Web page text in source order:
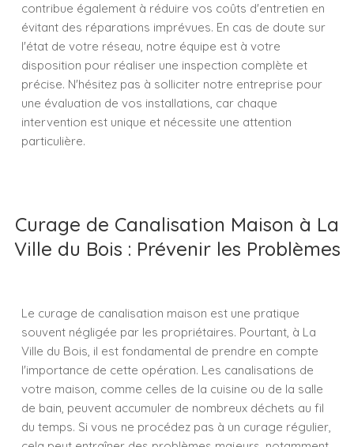
contribue également à réduire vos coûts d'entretien en
évitant des réparations imprévues. En cas de doute sur
l'état de votre réseau, notre équipe est à votre
disposition pour réaliser une inspection complète et
précise. N'hésitez pas à solliciter notre entreprise pour
une évaluation de vos installations, car chaque
intervention est unique et nécessite une attention
particulière.
Curage de Canalisation Maison à La
Ville du Bois : Prévenir les Problèmes
Le curage de canalisation maison est une pratique
souvent négligée par les propriétaires. Pourtant, à La
Ville du Bois, il est fondamental de prendre en compte
l'importance de cette opération. Les canalisations de
votre maison, comme celles de la cuisine ou de la salle
de bain, peuvent accumuler de nombreux déchets au fil
du temps. Si vous ne procédez pas à un curage régulier,